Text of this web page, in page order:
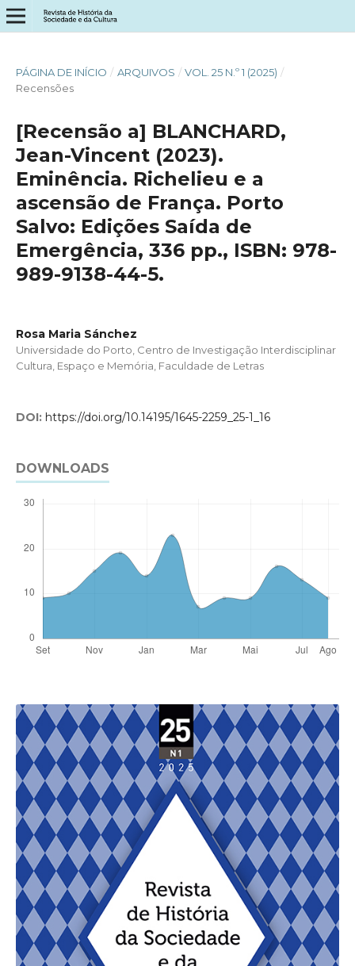
PÁGINA DE INÍCIO / ARQUIVOS / VOL. 25 N.º 1 (2025) /
Recensões
[Recensão a] BLANCHARD,
Jean-Vincent (2023).
Eminência. Richelieu e a
ascensão de França. Porto
Salvo: Edições Saída de
Emergência, 336 pp., ISBN: 978-
989-9138-44-5.
Rosa Maria Sánchez
Universidade do Porto, Centro de Investigação Interdisciplinar
Cultura, Espaço e Memória, Faculdade de Letras
DOI: https://doi.org/10.14195/1645-2259_25-1_16
DOWNLOADS